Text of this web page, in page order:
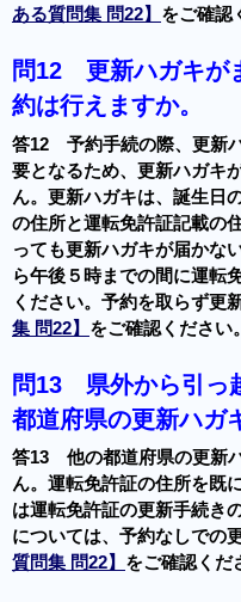
ある質問集 問22】 をご確認
問12 更新ハガキが
約は行えますか。
答12 予約手続の際、更新
要となるため、更新ハガキ
ん。更新ハガキは、誕生日
の住所と運転免許証記載の
っても更新ハガキが届かな
ら午後５時までの間に運転
ください。予約を取らず更
集 問22】 をご確認ください。
問13 県外から引っ
都道府県の更新ハガ
答13 他の都道府県の更新
ん。運転免許証の住所を既
は運転免許証の更新手続き
については、予約なしでの
質問集 問22】 をご確認くだ